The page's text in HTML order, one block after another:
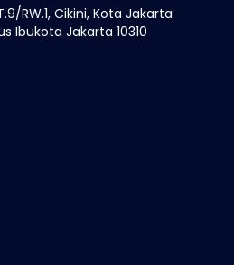
RW.1, Cikini, Kota Jakarta
Ibukota Jakarta 10310